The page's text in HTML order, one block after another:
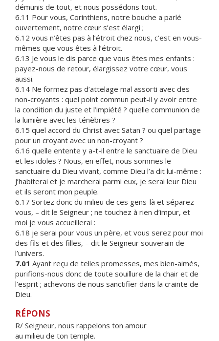
démunis de tout, et nous possédons tout.
6.11 Pour vous, Corinthiens, notre bouche a parlé
ouvertement, notre cœur s’est élargi ;
6.12 vous n’êtes pas à l’étroit chez nous, c’est en vous-
mêmes que vous êtes à l’étroit.
6.13 Je vous le dis parce que vous êtes mes enfants :
payez-nous de retour, élargissez votre cœur, vous
aussi.
6.14 Ne formez pas d’attelage mal assorti avec des
non-croyants : quel point commun peut-il y avoir entre
la condition du juste et l’impiété ? quelle communion de
la lumière avec les ténèbres ?
6.15 quel accord du Christ avec Satan ? ou quel partage
pour un croyant avec un non-croyant ?
6.16 quelle entente y a-t-il entre le sanctuaire de Dieu
et les idoles ? Nous, en effet, nous sommes le
sanctuaire du Dieu vivant, comme Dieu l’a dit lui-même :
J’habiterai et je marcherai parmi eux, je serai leur Dieu
et ils seront mon peuple.
6.17 Sortez donc du milieu de ces gens-là et séparez-
vous, – dit le Seigneur ; ne touchez à rien d’impur, et
moi je vous accueillerai :
6.18 je serai pour vous un père, et vous serez pour moi
des fils et des filles, – dit le Seigneur souverain de
l’univers.
7.01 Ayant reçu de telles promesses, mes bien-aimés,
purifions-nous donc de toute souillure de la chair et de
l’esprit ; achevons de nous sanctifier dans la crainte de
Dieu.
RÉPONS
R/ Seigneur, nous rappelons ton amour
au milieu de ton temple.